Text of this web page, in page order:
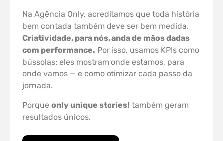
Na Agência Only, acreditamos que toda história
bem contada também deve ser bem medida.
Criatividade, para nós, anda de mãos dadas
com performance. Por isso, usamos KPIs como
bússolas: eles mostram onde estamos, para
onde vamos — e como otimizar cada passo da
jornada.
Porque only unique stories! também geram
resultados únicos.